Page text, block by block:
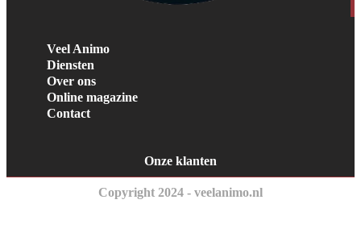
Veel Animo
Diensten
Over ons
Online magazine
Contact
Onze klanten
Copyright 2024 - veelanimo.nl